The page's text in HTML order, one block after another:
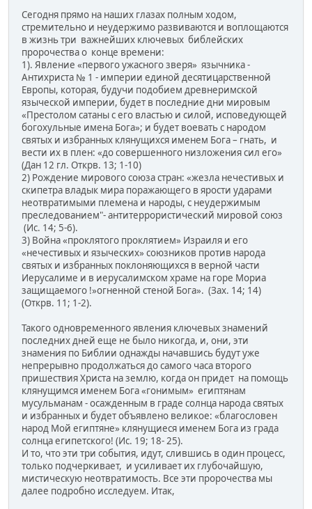
Сегодня прямо на наших глазах полным ходом,
стремительно и неудержимо развиваются и воплощаются
в жизнь три важнейших ключевых библейских
пророчества о конце времени:
1). Явление «первого ужасного зверя» язычника -
Антихриста № 1 - империи единой десятицарственной
Европы, которая, будучи подобием древнеримской
языческой империи, будет в последние дни мировым
«Престолом сатаны с его властью и силой, исповедующей
богохульные имена Бога»; и будет воевать с народом
святых и избранных клянущихся именем Бога – гнать, и
вести их в плен: «до совершенного низложения сил его»
(Дан 12 гл. Открв. 13; 1-10)
2) Рождение мирового союза стран: «жезла нечестивых и
скипетра владык мира поражающего в ярости ударами
неотвратимыми племена и народы, с неудержимым
преследованием"- антитеррористический мировой союз
(Ис. 14; 5-6).
3) Война «проклятого проклятием» Израиля и его
«нечестивых и языческих» союзников против народа
святых и избранных поклоняющихся в верной части
Иерусалиме и в иерусалимском храме на горе Мориа
защищаемого !»огненной стеной Бога». (Зах. 14; 14)
(Открв. 11; 1-2).
Такого одновременного явления ключевых знамений
последних дней еще не было никогда, и, они, эти
знамения по Библии однажды начавшись будут уже
непрерывно продолжаться до самого часа второго
пришествия Христа на землю, когда он придет на помощь
клянущимся именем Бога «гонимым» египтянам
мусульманам - осажденным в граде солнца народа святых
и избранных и будет объявлено великое: «благословен
народ Мой египтяне» клянущиеся именем Бога из града
солнца египетского! (Ис. 19; 18- 25).
И то, что эти три события, идут, слившись в один процесс,
только подчеркивает, и усиливает их глубочайшую,
мистическую неотвратимость. Все эти пророчества мы
далее подробно исследуем. Итак,